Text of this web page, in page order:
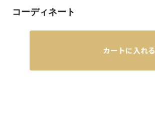
コーディネート
カートに入れる